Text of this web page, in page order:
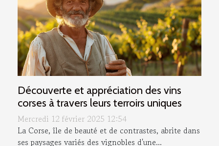
Découverte et appréciation des vins
corses à travers leurs terroirs uniques
Mercredi 12 février 2025 12:54
La Corse, île de beauté et de contrastes, abrite dans
ses paysages variés des vignobles d'une...